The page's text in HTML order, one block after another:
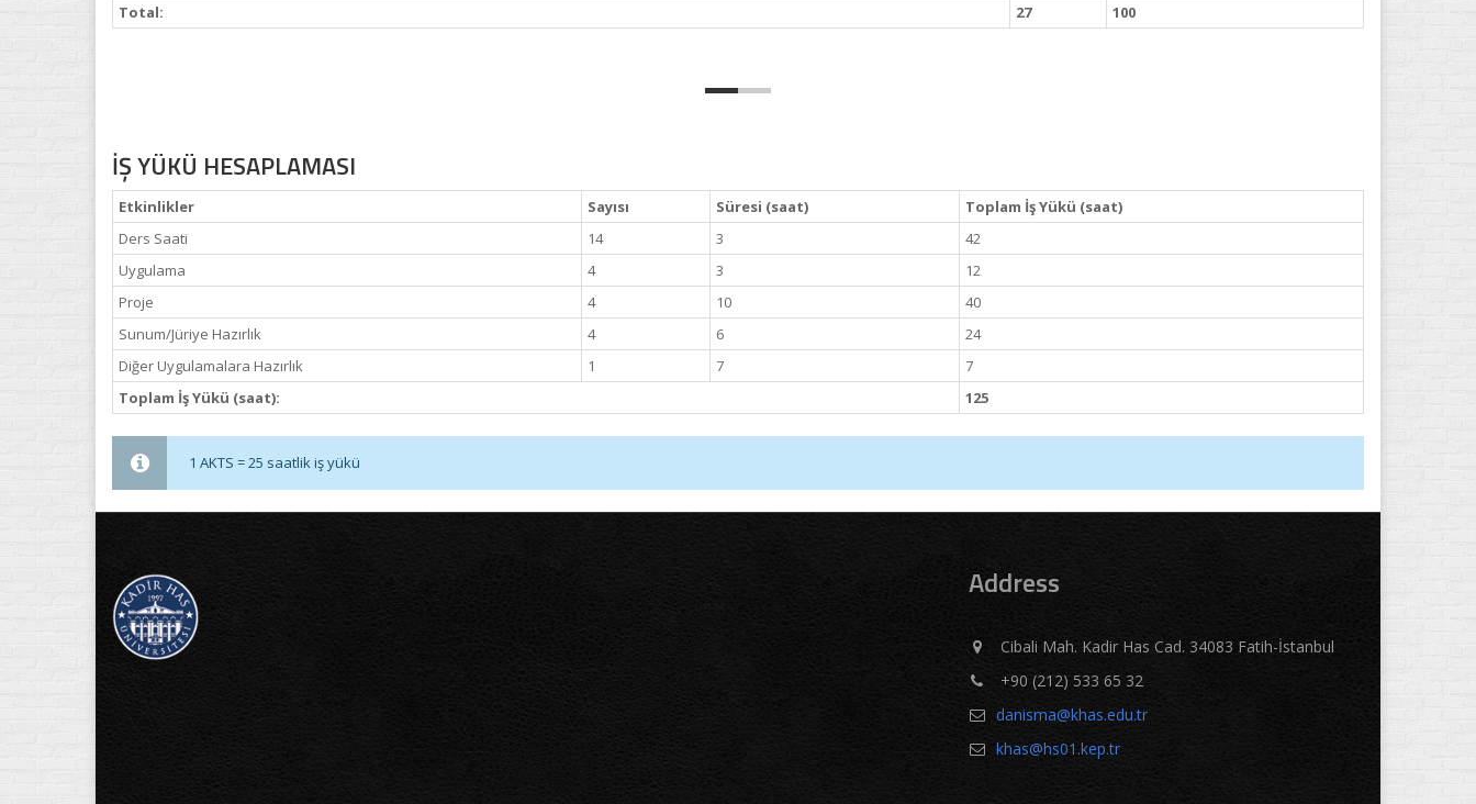
Total:
27 100
İŞ YÜKÜ HESAPLAMASI
Etkinlikler Sayısı Süresi (saat)
Toplam İş Yükü (saat)
Ders Saati
14 3
42
Uygulama
4 3
12
Proje
4 10
40
Sunum/Jüriye Hazırlık
4 6
24
Diğer Uygulamalara Hazırlık
1 7
7
Toplam İş Yükü (saat):
125
1 AKTS = 25 saatlik iş yükü
Address
Cibali Mah. Kadir Has Cad. 34083 Fatih-İstanbul
+90 (212) 533 65 32
danisma@khas.edu.tr
khas@hs01.kep.tr